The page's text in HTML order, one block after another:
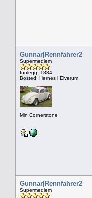
Gunnar|Rennfahrer2
Supermedlem
Innlegg: 1884
Bosted: Hernes i Elverum
Min Cornerstone
Gunnar|Rennfahrer2
Supermedlem